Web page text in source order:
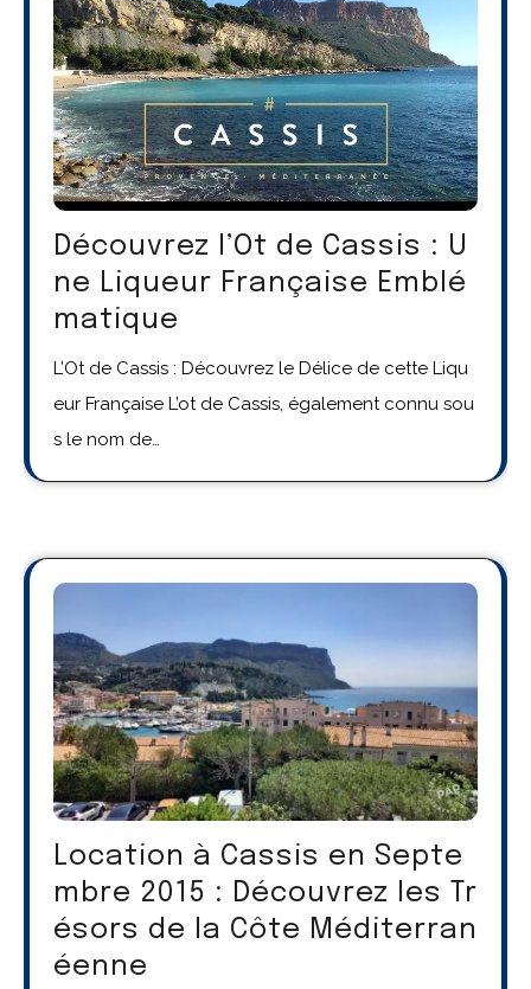
Découvrez l’Ot de Cassis : U
ne Liqueur Française Emblé
matique
L’Ot de Cassis : Découvrez le Délice de cette Liqu
eur Française L’ot de Cassis, également connu sou
s le nom de…
Location à Cassis en Septe
mbre 2015 : Découvrez les Tr
ésors de la Côte Méditerran
éenne